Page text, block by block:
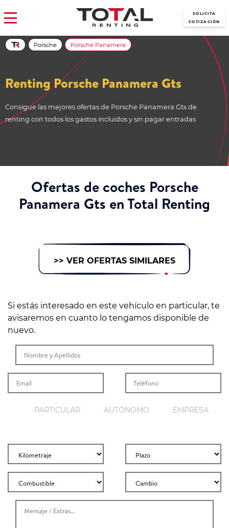
SOLICITA
COTIZACIÓN
Renting Porsche Panamera Gts
Consigue las mejores ofertas de Porsche Panamera Gts de
renting con todos los gastos incluidos y sin pagar entradas
Porsche Porsche Panamera
Ofertas de coches Porsche
Panamera Gts en Total Renting
>> VER OFERTAS SIMILARES
Si estás interesado en este vehículo en particular, te
avisaremos en cuanto lo tengamos disponible de
nuevo.
PARTICULAR AUTÓNOMO EMPRESA